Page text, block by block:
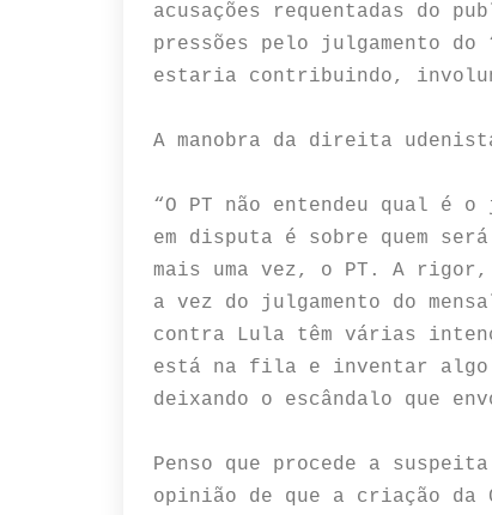
acusações requentadas do
pressões pelo julgamento
estaria contribuindo,
A manobra da direita
“O PT não entendeu qual é
em disputa é sobre quem
mais uma vez, o PT. A rigor,
a vez do julgamento do
contra Lula têm várias
está na fila e inventar algo
deixando o escândalo que
Penso que procede a
opinião de que a criação da